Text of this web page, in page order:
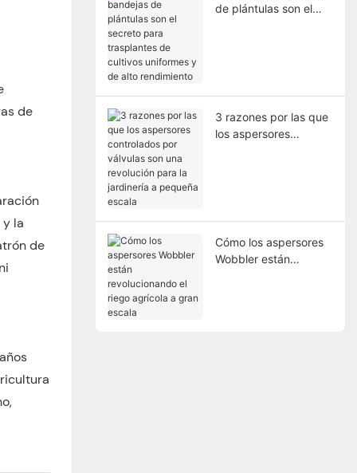
de
la
de
de plántulas son el
3 razones por las que
los aspersores
Cómo los aspersores
Wobbler están